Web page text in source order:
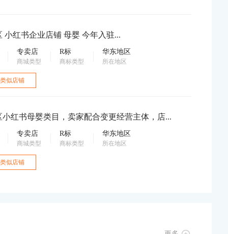
华东地区 小红书企业店铺 母婴 今年入驻...
专卖店
商城类型
R标
商标类型
华东地区
所在地区
似店铺
小红书母婴类目，卖家配合变更经营主体，店...
专卖店
商城类型
R标
商标类型
华东地区
所在地区
似店铺